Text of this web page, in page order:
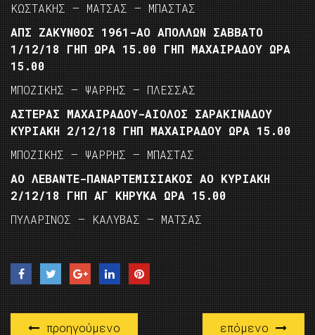
ΚΩΣΤΑΚΗΣ – ΜΑΤΣΑΣ – ΜΠΑΣΤΑΣ
ΑΠΣ ΖΑΚΥΝΘΟΣ 1961-ΑΟ ΑΠΟΛΛΩΝ ΣΑΒΒΑΤΟ
1/12/18 ΓΗΠ ΩΡΑ 15.00 ΓΗΠ ΜΑΧΑΙΡΑΔΟΥ ΩΡΑ
15.00
ΜΠΟΖΙΚΗΣ – ΨΑΡΡΗΣ – ΠΛΕΣΣΑΣ
ΑΣΤΕΡΑΣ ΜΑΧΑΙΡΑΔΟΥ-ΑΙΟΛΟΣ ΣΑΡΑΚΙΝΑΔΟΥ
ΚΥΡΙΑΚΗ 2/12/18 ΓΗΠ ΜΑΧΑΙΡΑΔΟΥ ΩΡΑ 15.00
ΜΠΟΖΙΚΗΣ – ΨΑΡΡΗΣ – ΜΠΑΣΤΑΣ
ΑΟ ΛΕΒΑΝΤΕ-ΠΑΝΑΡΤΕΜΙΣΙΑΚΟΣ ΑΟ ΚΥΡΙΑΚΗ
2/12/18 ΓΗΠ ΑΓ ΚΗΡΥΚΑ ΩΡΑ 15.00
ΠΥΛΑΡΙΝΟΣ – ΚΑΛΥΒΑΣ – ΜΑΤΣΑΣ
προηγούμενο επόμενο